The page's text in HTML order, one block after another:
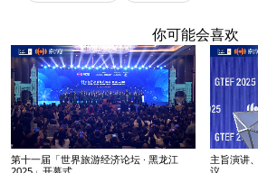
你可能会喜欢
第十一届「世界旅游经济论坛 · 黑龙江
主旨演讲